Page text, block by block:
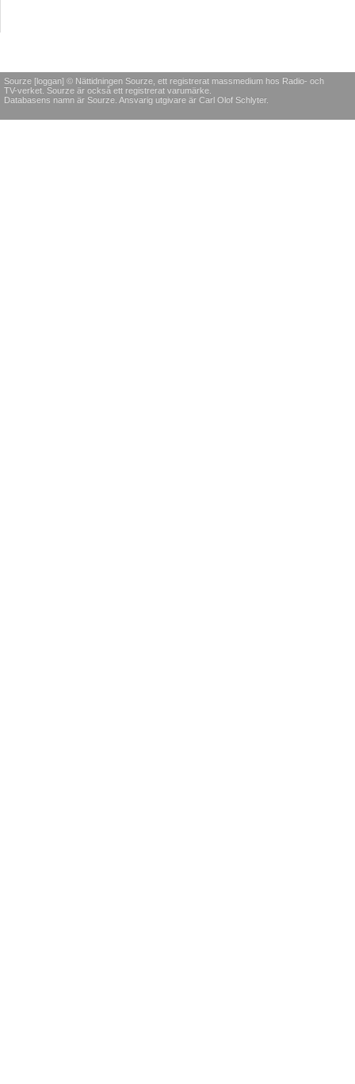
Sourze [loggan] © Nättidningen Sourze, ett registrerat massmedium hos Radio- och
TV-verket. Sourze är också ett registrerat varumärke.
Databasens namn är Sourze. Ansvarig utgivare är Carl Olof Schlyter.